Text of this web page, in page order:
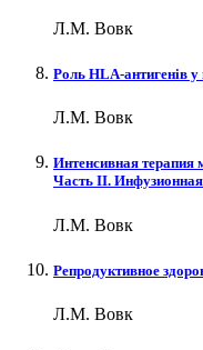
Л.М. Вовк
Роль HLA-антигенів
Л.М. Вовк
Интенсивная терапия
Часть II. Инфузионная
Л.М. Вовк
Репродуктивное
Л.М. Вовк